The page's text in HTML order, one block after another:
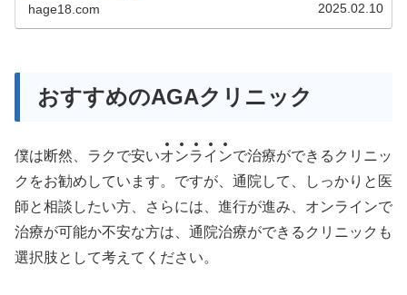
hage18.com 2025.02.10
おすすめのAGAクリニック
僕は断然、ラクで安いオンライ ンで治療ができるクリニッ
クをお勧めしています。ですが、通院して、しっかりと医
師と相談したい方、さらには、進行が進み、オンラインで
治療が可能か不安な方は、通院治療ができるクリニックも
選択肢として考えてください。